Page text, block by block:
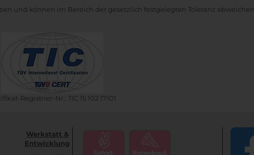
und können im Bereich der gesetzlich festgelegten Toleranz abweichen.
Registrier-Nr.: TIC 15 102 17101
Werkstatt &
Entwicklung